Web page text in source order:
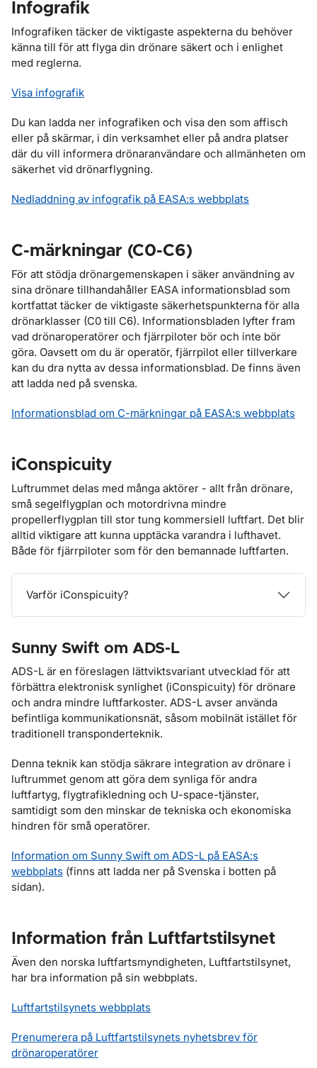
Infografik
Infografiken täcker de viktigaste aspekterna du behöver
känna till för att flyga din drönare säkert och i enlighet
med reglerna.
Visa infografik
Du kan ladda ner infografiken och visa den som affisch
eller på skärmar, i din verksamhet eller på andra platser
där du vill informera drönaranvändare och allmänheten om
säkerhet vid drönarflygning.
Nedladdning av infografik på EASA:s webbplats
C-märkningar (C0-C6)
För att stödja drönargemenskapen i säker användning av
sina drönare tillhandahåller EASA informationsblad som
kortfattat täcker de viktigaste säkerhetspunkterna för alla
drönarklasser (C0 till C6). Informationsbladen lyfter fram
vad drönaroperatörer och fjärrpiloter bör och inte bör
göra. Oavsett om du är operatör, fjärrpilot eller tillverkare
kan du dra nytta av dessa informationsblad. De finns även
att ladda ned på svenska.
Informationsblad om C-märkningar på EASA:s webbplats
iConspicuity
Luftrummet delas med många aktörer - allt från drönare,
små segelflygplan och motordrivna mindre
propellerflygplan till stor tung kommersiell luftfart. Det blir
alltid viktigare att kunna upptäcka varandra i lufthavet.
Både för fjärrpiloter som för den bemannade luftfarten.
Varför iConspicuity?
Sunny Swift om ADS-L
ADS-L är en föreslagen lättviktsvariant utvecklad för att
förbättra elektronisk synlighet (iConspicuity) för drönare
och andra mindre luftfarkoster. ADS-L avser använda
befintliga kommunikationsnät, såsom mobilnät istället för
traditionell transponderteknik.
Denna teknik kan stödja säkrare integration av drönare i
luftrummet genom att göra dem synliga för andra
luftfartyg, flygtrafikledning och U-space-tjänster,
samtidigt som den minskar de tekniska och ekonomiska
hindren för små operatörer.
Information om Sunny Swift om ADS-L på EASA:s
webbplats (finns att ladda ner på Svenska i botten på
sidan).
Information från Luftfartstilsynet
Även den norska luftfartsmyndigheten, Luftfartstilsynet,
har bra information på sin webbplats.
Luftfartstilsynets webbplats
Prenumerera på Luftfartstilsynets nyhetsbrev för
drönaroperatörer